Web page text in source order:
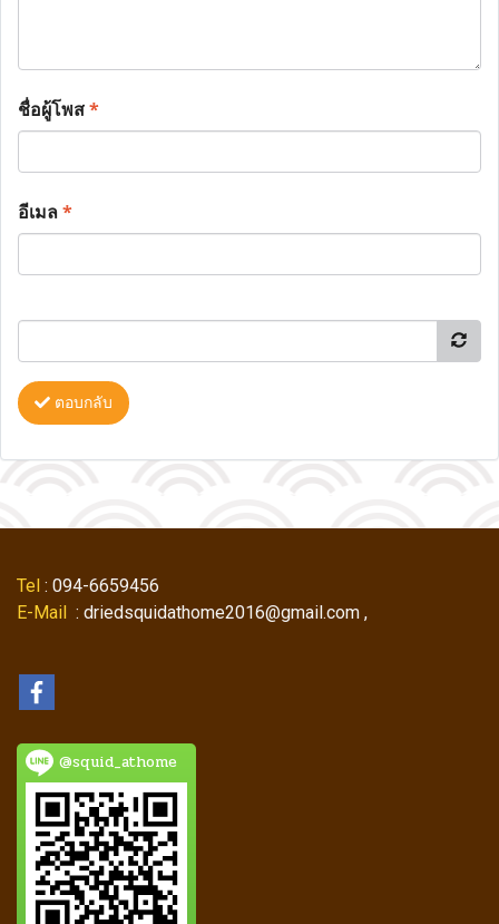
ชื่อผู้โพส*
อีเมล*
ตอบกลับ
Tel : 094-6659456
E-Mail : driedsquidathome2016@gmail.com ,
@squid_athome